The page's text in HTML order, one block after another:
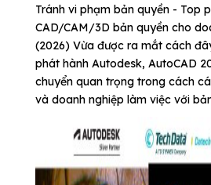
Tránh vi phạm bản quyền - Top
CAD/CAM/3D bản quyền cho
(2026) Vừa được ra mắt cách
phát hành Autodesk, AutoCAD
chuyển quan trọng trong cách
và doanh nghiệp làm việc với